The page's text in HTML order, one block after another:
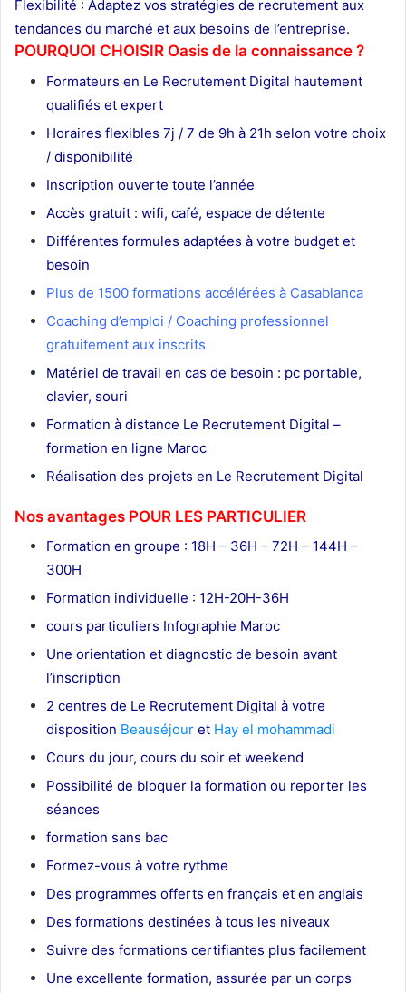
Flexibilité : Adaptez vos stratégies de recrutement aux
tendances du marché et aux besoins de l’entreprise.
POURQUOI CHOISIR Oasis de la connaissance ?
Formateurs en Le Recrutement Digital hautement
qualifiés et expert
Horaires flexibles 7j / 7 de 9h à 21h selon votre choix
/ disponibilité
Inscription ouverte toute l’année
Accès gratuit : wifi, café, espace de détente
Différentes formules adaptées à votre budget et
besoin
Plus de 1500 formations accélérées à Casablanca
Coaching d’emploi / Coaching professionnel
gratuitement aux inscrits
Matériel de travail en cas de besoin : pc portable,
clavier, souri
Formation à distance Le Recrutement Digital –
formation en ligne Maroc
Réalisation des projets en Le Recrutement Digital
Nos avantages POUR LES PARTICULIER
Formation en groupe : 18H – 36H – 72H – 144H –
300H
Formation individuelle : 12H-20H-36H
cours particuliers Infographie Maroc
Une orientation et diagnostic de besoin avant
l’inscription
2 centres de Le Recrutement Digital à votre
disposition Beauséjour et Hay el mohammadi
Cours du jour, cours du soir et weekend
Possibilité de bloquer la formation ou reporter les
séances
formation sans bac
Formez-vous à votre rythme
Des programmes offerts en français et en anglais
Des formations destinées à tous les niveaux
Suivre des formations certifiantes plus facilement
Une excellente formation, assurée par un corps